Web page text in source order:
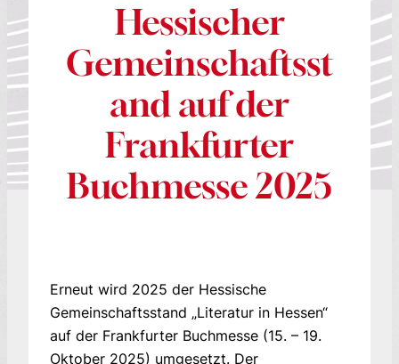
Hessischer
Gemeinschaftsst
and auf der
Frankfurter
Buchmesse 2025
Erneut wird 2025 der Hessische
Gemeinschaftsstand „Literatur in Hessen“
auf der Frankfurter Buchmesse (15. – 19.
Oktober 2025) umgesetzt. Der